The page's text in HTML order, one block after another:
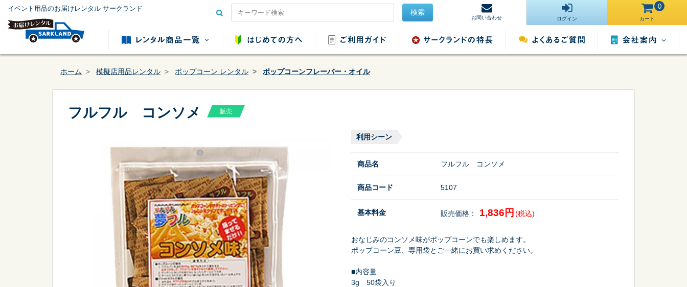
イベント用品のお届けレンタル サークランド
冷暖房用品レンタル 発電機レンタル
用品レンタル
検索
お問い合わせ ログイン カート
0
ホーム 模擬店用品レンタル ポップコーン レンタル ポップコーンフレーバー・オイル
フルフル コンソメ 販売
利用シーン
商品名 フルフル コンソメ
商品コード 5107
基本料金 販売価格： 1,836円 (税込)
おなじみのコンソメ味がポップコーンでも楽しめます。
ポップコーン豆、専用袋とご一緒にお買い求めください。
■内容量
3g 50袋入り